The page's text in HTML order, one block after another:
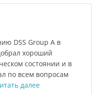
DSS Group А в
хороший
состоянии и в
по всем вопросам
далее